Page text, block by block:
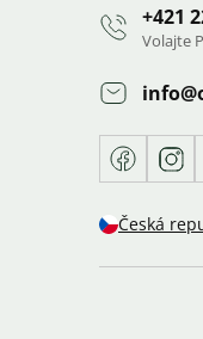
+421
Volajte
info@
Česká